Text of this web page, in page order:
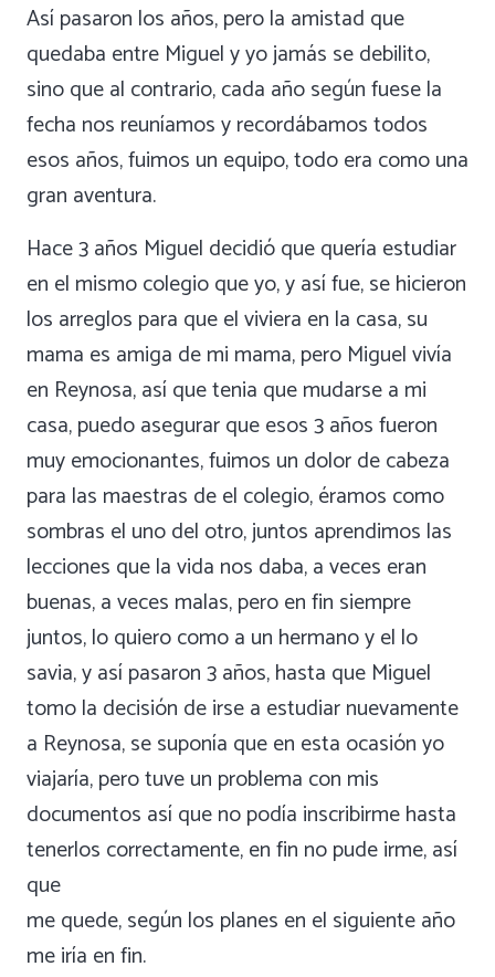
Así pasaron los años, pero la amistad que
quedaba entre Miguel y yo jamás se debilito,
sino que al contrario, cada año según fuese la
fecha nos reuníamos y recordábamos todos
esos años, fuimos un equipo, todo era como una
gran aventura.
Hace 3 años Miguel decidió que quería estudiar
en el mismo colegio que yo, y así fue, se hicieron
los arreglos para que el viviera en la casa, su
mama es amiga de mi mama, pero Miguel vivía
en Reynosa, así que tenia que mudarse a mi
casa, puedo asegurar que esos 3 años fueron
muy emocionantes, fuimos un dolor de cabeza
para las maestras de el colegio, éramos como
sombras el uno del otro, juntos aprendimos las
lecciones que la vida nos daba, a veces eran
buenas, a veces malas, pero en fin siempre
juntos, lo quiero como a un hermano y el lo
savia, y así pasaron 3 años, hasta que Miguel
tomo la decisión de irse a estudiar nuevamente
a Reynosa, se suponía que en esta ocasión yo
viajaría, pero tuve un problema con mis
documentos así que no podía inscribirme hasta
tenerlos correctamente, en fin no pude irme, así
que
me quede, según los planes en el siguiente año
me iría en fin.